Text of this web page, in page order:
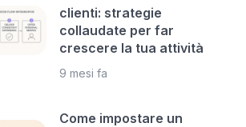
clienti: strategie
collaudate per far
crescere la tua attività
9 mesi fa
Come impostare un